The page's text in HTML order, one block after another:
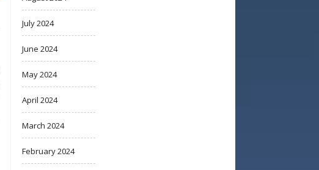
July 2024
June 2024
May 2024
April 2024
March 2024
February 2024